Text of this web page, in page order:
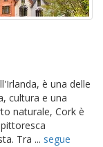
è una delle
cultura e una
naturale, Cork è
Tra ... segue